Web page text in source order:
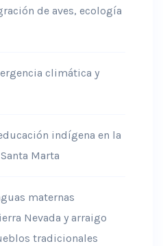
de aves, ecología
climática y
indígena en la
Marta
maternas
Nevada y arraigo
tradicionales